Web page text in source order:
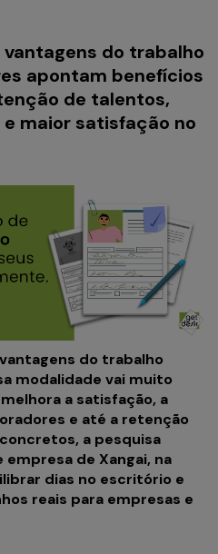
do trabalho
apontam benefícios
de talentos,
maior satisfação no
do trabalho
modalidade vai muito
a satisfação, a
e até a retenção
a pesquisa
de Xangai, na
dias no escritório e
reais para empresas e